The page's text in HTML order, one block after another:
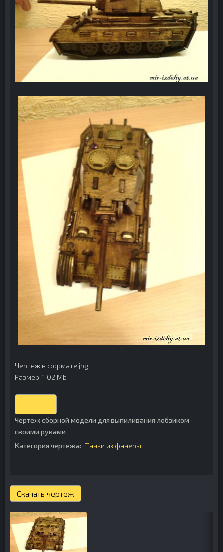
Чертеж в формате jpg
Размер: 1.02 Mb
Чертеж сборной модели для выпиливания лобзиком
своими руками
Категория чертежа: Танки из фанеры
Скачать чертеж